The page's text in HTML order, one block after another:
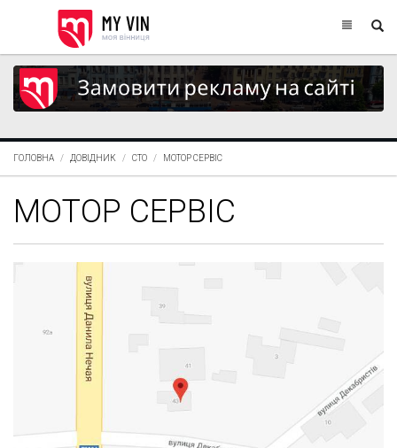
ГОЛОВНА ДОВІДНИК СТО МОТОР СЕРВІС
МОТОР СЕРВІС